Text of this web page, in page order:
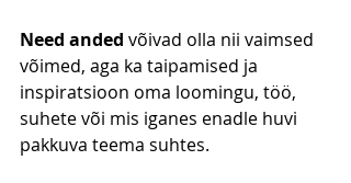
Need anded võivad olla nii vaimsed
võimed, aga ka taipamised ja
inspiratsioon oma loomingu, töö,
suhete või mis iganes enadle huvi
pakkuva teema suhtes.